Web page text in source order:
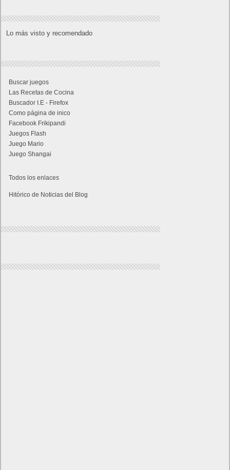
Lo más visto y recomendado
Buscar juegos
Las Recetas de Cocina
Buscador I.E - Firefox
Como página de inico
Facebook Frikipandi
Juegos Flash
Juego Mario
Juego Shangai
Todos los enlaces
Hitórico de Noticias del Blog